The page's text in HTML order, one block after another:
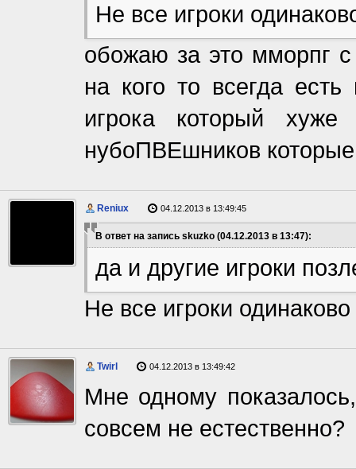
Не все игроки
обожаю за это мморпг
на кого то всегда
игрока который
нубоПВЕшников
Reniux 04.12.2013 в 13:49:45
В ответ на запись skuzko (04.12.2013 в 13:47):
да и другие игроки
Не все игроки
Twirl 04.12.2013 в 13:49:42
Мне одному
совсем не естественно?